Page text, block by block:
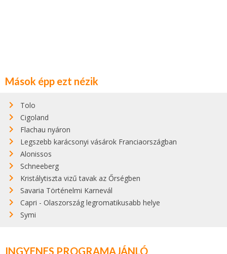
Mások épp ezt nézik
Tolo
Cigoland
Flachau nyáron
Legszebb karácsonyi vásárok Franciaországban
Alonissos
Schneeberg
Kristálytiszta vizű tavak az Őrségben
Savaria Történelmi Karnevál
Capri - Olaszország legromatikusabb helye
Symi
INGYENES PROGRAMAJÁNLÓ